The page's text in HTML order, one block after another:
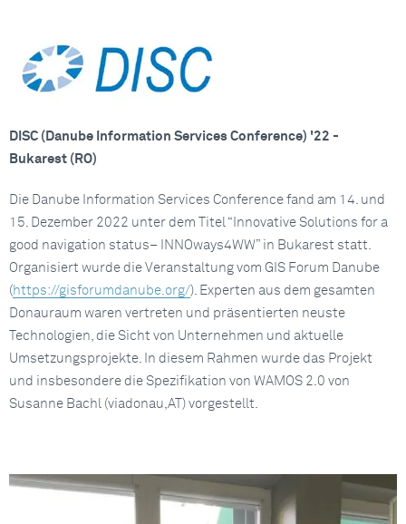
DISC (Danube Information Services Conference) '22 -
Bukarest (RO)
Die Danube Information Services Conference fand am 14. und
15. Dezember 2022 unter dem Titel “Innovative Solutions for a
good navigation status– INNOways4WW” in Bukarest statt.
Organisiert wurde die Veranstaltung vom GIS Forum Danube
( https://gisforumdanube.org/). Experten aus dem gesamten
Donauraum waren vertreten und präsentierten neuste
Technologien, die Sicht von Unternehmen und aktuelle
Umsetzungsprojekte. In diesem Rahmen wurde das Projekt
und insbesondere die Spezifikation von WAMOS 2.0 von
Susanne Bachl (viadonau,AT) vorgestellt.